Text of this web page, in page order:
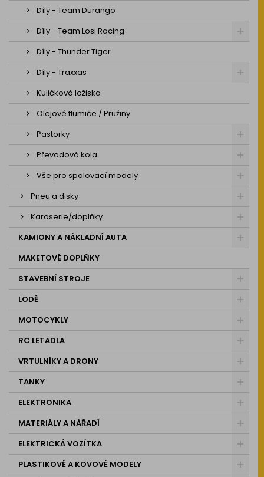
Díly - Team Durango
Díly - Team Losi Racing
Díly - Thunder Tiger
Díly - Traxxas
Kuličková ložiska
Olejové tlumiče / Pružiny
Pastorky
Převodová kola
Vše pro spalovací modely
Pneu a disky
Karoserie/doplňky
KAMIONY A NÁKLADNÍ AUTA
MAKETOVÉ DOPLŇKY
STAVEBNÍ STROJE
LODĚ
MOTOCYKLY
RC LETADLA
VRTULNÍKY A DRONY
TANKY
ELEKTRONIKA
MATERIÁLY A NÁŘADÍ
ELEKTRICKÁ VOZÍTKA
PLASTIKOVÉ A KOVOVÉ MODELY